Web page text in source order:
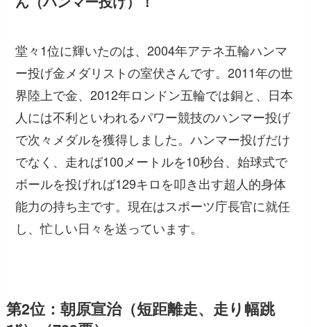
堂々1位に輝いたのは、2004年アテネ五輪ハンマ
ー投げ金メダリストの室伏さんです。2011年の世
界陸上で金、2012年ロンドン五輪では銅と、日本
人には不利といわれるパワー競技のハンマー投げ
で次々メダルを獲得しました。ハンマー投げだけ
でなく、走れば100メートルを10秒台、始球式で
ボールを投げれば129キロを叩き出す超人的身体
能力の持ち主です。現在はスポーツ庁長官に就任
し、忙しい日々を送っています。
第2位：朝原宣治（短距離走、走り幅跳